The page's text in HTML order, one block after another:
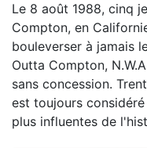
Le 8 août 1988, cinq
Compton, en
bouleverser à jamais
Outta Compton,
sans concession.
est toujours
plus influentes de